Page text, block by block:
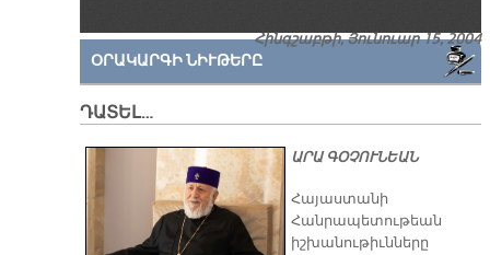
Հինգշաբթի, Յունուար 15, 2004
ՕՐԱԿԱՐԳԻ ՆԻՒԹԵՐԸ
ԴԱՏԵԼ…
ԱՐԱ ԳՕՉՈՒՆԵԱՆ
​Հայաստանի
Հանրապետութեան
իշխանութիւնները